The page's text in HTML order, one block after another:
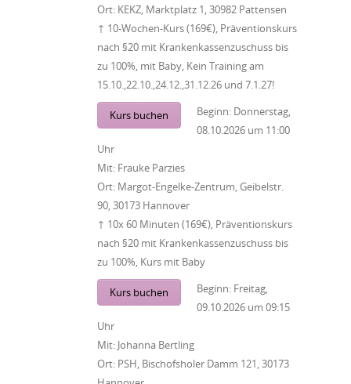
Ort: KEKZ, Marktplatz 1, 30982 Pattensen
↑ 10-Wochen-Kurs (169€), Präventionskurs
nach §20 mit Krankenkassenzuschuss bis
zu 100%, mit Baby, Kein Training am
15.10.,22.10.,24.12.,31.12.26 und 7.1.27!
Kurs buchen Beginn: Donnerstag,
08.10.2026 um 11:00
Uhr
Mit: Frauke Parzies
Ort: Margot-Engelke-Zentrum, Geibelstr.
90, 30173 Hannover
↑ 10x 60 Minuten (169€), Präventionskurs
nach §20 mit Krankenkassenzuschuss bis
zu 100%, Kurs mit Baby
Kurs buchen Beginn: Freitag,
09.10.2026 um 09:15
Uhr
Mit: Johanna Bertling
Ort: PSH, Bischofsholer Damm 121, 30173